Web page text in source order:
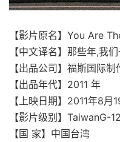
【影片原名】You Are
【中文译名】那些年,我
【出品公司】福斯国际
【出品年代】2011 年
【上映日期】2011年8月
【影片级别】TaiwanG-12
【国 家】中国台湾